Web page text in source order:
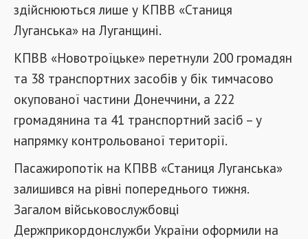
здійснюються лише у КПВВ «Станиця
Луганська» на Луганщині.
КПВВ «Новотроїцьке» перетнули 200 громадян
та 38 транспортних засобів у бік тимчасово
окупованої частини Донеччини, а 222
громадянина та 41 транспортний засіб – у
напрямку контрольованої території.
Пасажиропотік на КПВВ «Станиця Луганська»
залишився на рівні попереднього тижня.
Загалом військовослужбовці
Держприкордонслужби України оформили на